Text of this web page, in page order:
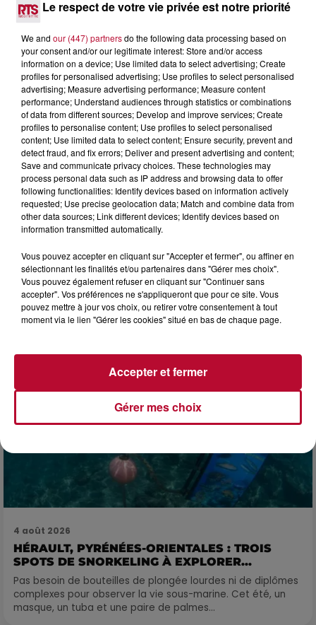
Après un franc succès l'été dernier, le spectacle « Le Rêve
du gladiateur » revient illuminer l'amphithéâtre romain les 6,
7 et 8 août. Une fresque nocturne...
4 août 2026
FÊTE DE LA POLYNÉSIE À VILLEVEYRAC
4 août 2026
HÉRAULT, PYRÉNÉES-ORIENTALES : TROIS
SPOTS DE SNORKELING À EXPLORER...
Pas besoin de bouteilles de plongée lourdes ni de diplômes
complexes pour observer la vie sous-marine. Cet été, un
masque, un tuba et une paire de palmes...
Le respect de votre vie privée est notre priorité
We and our (447) partnersdo the following data processing based on
your consent and/or our legitimate interest: Store and/or access
information on a device; Use limited data to select advertising; Create
profiles for personalised advertising; Use profiles to select personalised
advertising; Measure advertising performance; Measure content
performance; Understand audiences through statistics or combinations
of data from different sources; Develop and improve services; Create
profiles to personalise content; Use profiles to select personalised
content; Use limited data to select content; Ensure security, prevent and
detect fraud, and fix errors; Deliver and present advertising and content;
Save and communicate privacy choices. These technologies may
process personal data such as IP address and browsing data to offer
following functionalities: Identify devices based on information actively
requested; Use precise geolocation data; Match and combine data from
other data sources; Link different devices; Identify devices based on
information transmitted automatically.
Vous pouvez accepter en cliquant sur "Accepter et fermer", ou affiner en
sélectionnant les finalités et/ou partenaires dans "Gérer mes choix".
Vous pouvez également refuser en cliquant sur "Continuer sans
accepter". Vos préférences ne s'appliqueront que pour ce site. Vous
pouvez mettre à jour vos choix, ou retirer votre consentement à tout
moment via le lien "Gérer les cookies" situé en bas de chaque page.
Gérer mes choix
Accepter et fermer